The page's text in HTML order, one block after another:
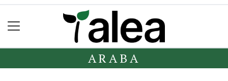
ARABA